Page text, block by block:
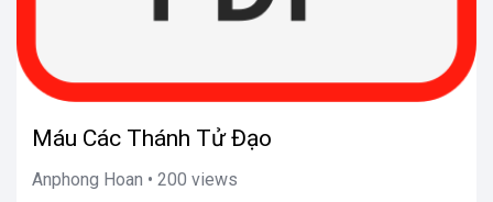
Máu Các Thánh Tử Đạo
Anphong Hoan • 200 views